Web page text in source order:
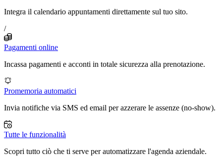
Integra il calendario appuntamenti direttamente sul tuo sito.
/
Pagamenti online
Incassa pagamenti e acconti in totale sicurezza alla prenotazione.
Promemoria automatici
Invia notifiche via SMS ed email per azzerare le assenze (no-show).
Tutte le funzionalità
Scopri tutto ciò che ti serve per automatizzare l'agenda aziendale.